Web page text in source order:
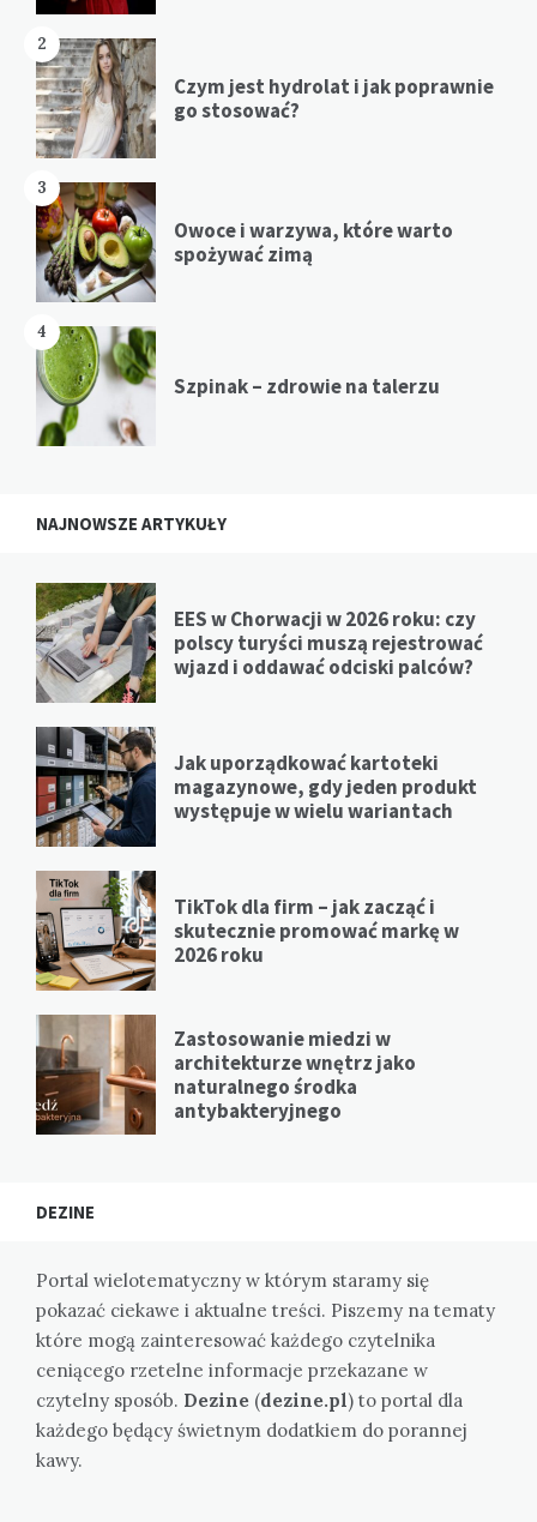
2
Czym jest hydrolat i jak poprawnie
go stosować?
3
Owoce i warzywa, które warto
spożywać zimą
4
Szpinak – zdrowie na talerzu
NAJNOWSZE ARTYKUŁY
EES w Chorwacji w 2026 roku: czy
polscy turyści muszą rejestrować
wjazd i oddawać odciski palców?
Jak uporządkować kartoteki
magazynowe, gdy jeden produkt
występuje w wielu wariantach
TikTok dla firm – jak zacząć i
skutecznie promować markę w
2026 roku
Zastosowanie miedzi w
architekturze wnętrz jako
naturalnego środka
antybakteryjnego
DEZINE
Portal wielotematyczny w którym staramy się
pokazać ciekawe i aktualne treści. Piszemy na tematy
które mogą zainteresować każdego czytelnika
ceniącego rzetelne informacje przekazane w
czytelny sposób. Dezine (dezine.pl) to portal dla
każdego będący świetnym dodatkiem do porannej
kawy.